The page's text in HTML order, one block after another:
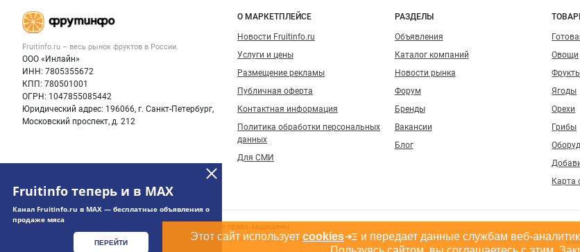
Fruitinfo теперь и в MAX
Канал Fruitinfo.ru в MAX — бесплатные объявления о
продаже мяса
ПЕРЕЙТИ
фруктов
Важные разделы и контакты
Fruitinfo.ru – весь рынок фруктов в России.
ООО «Инлайн»
ИНН: 7805355672
КПП: 780501001
ОГРН: 1047855085442
Юридический адрес: 196066, г. Санкт-Петербург,
Московский проспект, д. 212
Навигация по сайту
О МАРКЕТПЛЕЙСЕ
Новости Fruitinfo.ru
Услуги и цены
Размещение рекламы
Публичная оферта
Контактная информация
Политика обработки персональных
данных
Для СМИ
РАЗДЕЛЫ
Объявления
Каталог компаний
Новости рынка
Форум
Бренды
Вакансии
Блог
Овощи
Ягоды
Орехи
Грибы
Карта
Счетчики, авторское право, логотипы
Использование информации, размещенной на данном сайте, допускается только при размещении активной гиперссылки на сайт
Этот сайт использует cookies
и передает данные службам веб-